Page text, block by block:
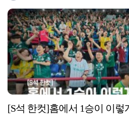
[S석 한컷]홈에서 1승이 이렇